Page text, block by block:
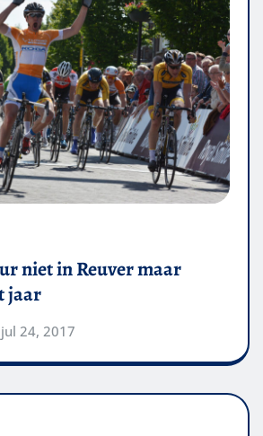
niet in Reuver maar
jaar
jul 24, 2017